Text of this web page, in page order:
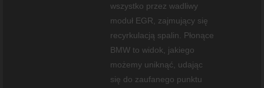
wszystko przez wadliwy
moduł EGR, zajmujący się
recyrkulacją spalin. Płonące
BMW to widok, jakiego
możemy uniknąć, udając
się do zaufanego punktu